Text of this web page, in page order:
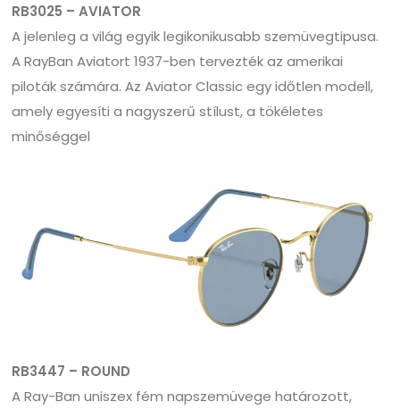
RB3025 – AVIATOR
A jelenleg a világ egyik legikonikusabb szemüvegtipusa.
A RayBan Aviatort 1937-ben tervezték az amerikai
piloták számára. Az Aviator Classic egy időtlen modell,
amely egyesíti a nagyszerű stílust, a tökéletes
minőséggel
RB3447 – ROUND
A Ray-Ban uniszex fém napszemüvege határozott,